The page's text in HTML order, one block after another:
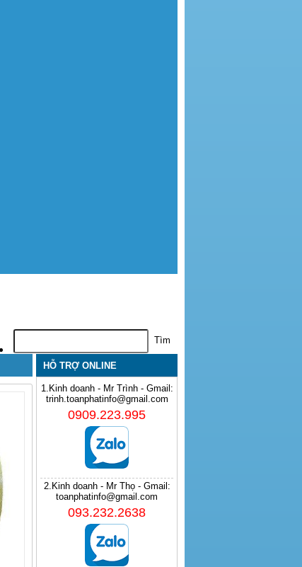
HỖ TRỢ ONLINE
1.Kinh doanh - Mr Trình - Gmail:
trinh.toanphatinfo@gmail.com
0909.223.995
2.Kinh doanh - Mr Thọ - Gmail:
toanphatinfo@gmail.com
093.232.2638